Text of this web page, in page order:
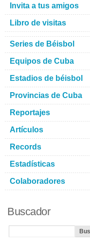
Invita a tus amigos
Libro de visitas
Series de Béisbol
Equipos de Cuba
Estadios de béisbol
Provincias de Cuba
Reportajes
Artículos
Records
Estadísticas
Colaboradores
Buscador